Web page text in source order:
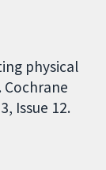
physical
Issue 12.